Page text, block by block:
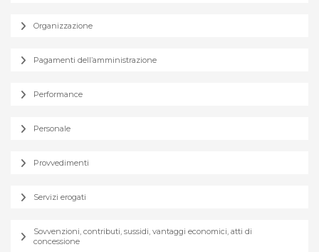
Organizzazione
Pagamenti dell’amministrazione
Performance
Personale
Provvedimenti
Servizi erogati
Sovvenzioni, contributi, sussidi, vantaggi economici, atti di
concessione